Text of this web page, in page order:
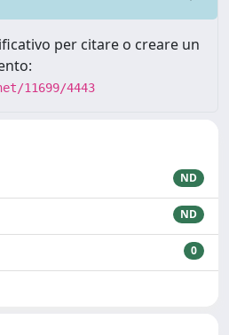
per citare o creare un
11699/4443
ND
ND
0